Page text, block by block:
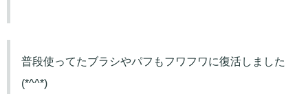
普段使ってたブラシやパフもフワフワに復活しました
(*^^*)